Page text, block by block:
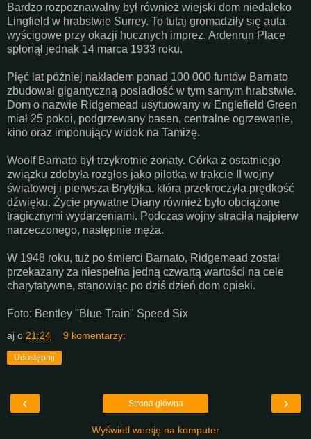
Bardzo rozpoznawalny był również wiejski dom niedaleko
Lingfield w hrabstwie Surrey. To tutaj gromadziły się auta
wyścigowe przy okazji hucznych imprez. Ardenrun Place
spłonął jednak 14 marca 1933 roku.
Pięć lat później nakładem ponad 100 000 funtów Barnato
zbudował gigantyczną posiadłość w tym samym hrabstwie.
Dom o nazwie Ridgemead usytuowany w Englefield Green
miał 25 pokoi, podgrzewany basen, centralne ogrzewanie,
kino oraz imponujący widok na Tamizę.
Woolf Barnato był trzykrotnie żonaty. Córka z ostatniego
związku zdobyła rozgłos jako pilotka w trakcie II wojny
światowej i pierwsza Brytyjka, która przekroczyła prędkość
dźwięku. Życie prywatne Diany również było obciążone
tragicznymi wydarzeniami. Podczas wojny straciła najpierw
narzeczonego, następnie męża.
W 1948 roku, tuż po śmierci Barnato, Ridgemead został
przekazany za niespełna jedną czwartą wartości na cele
charytatywne, stanowiąc po dziś dzień dom opieki.
Foto: Bentley "Blue Train" Speed Six
aj o 21:24 9 komentarzy:
Udostępnij
‹ ›
Strona główna
Wyświetl wersję na komputer